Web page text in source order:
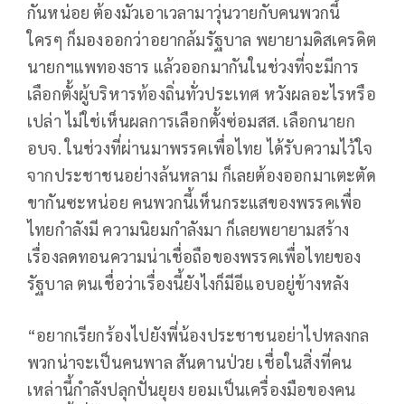
กันหน่อย ต้องมัวเอาเวลามาวุ่นวายกับคนพวกนี้
ใครๆ ก็มองออกว่าอยากล้มรัฐบาล พยายามดิสเครดิต
นายกฯแพทองธาร แล้วออกมากันในช่วงที่จะมีการ
เลือกตั้งผู้บริหารท้องถิ่นทั่วประเทศ หวังผลอะไรหรือ
เปล่า ไม่ใช่เห็นผลการเลือกตั้งซ่อมสส. เลือกนายก
อบจ. ในช่วงที่ผ่านมาพรรคเพื่อไทย ได้รับความไว้ใจ
จากประชาชนอย่างล้นหลาม ก็เลยต้องออกมาเตะตัด
ขากันซะหน่อย คนพวกนี้เห็นกระแสของพรรคเพื่อ
ไทยกำลังมี ความนิยมกำลังมา ก็เลยพยายามสร้าง
เรื่องลดทอนความน่าเชื่อถือของพรรคเพื่อไทยของ
รัฐบาล ตนเชื่อว่าเรื่องนี้ยังไงก็มีอีแอบอยู่ข้างหลัง
“อยากเรียกร้องไปยังพี่น้องประชาชนอย่าไปหลงกล
พวกน่าจะเป็นคนพาล สันดานป่วย เชื่อในสิ่งที่คน
เหล่านี้กำลังปลุกปั่นยุยง ยอมเป็นเครื่องมือของคน